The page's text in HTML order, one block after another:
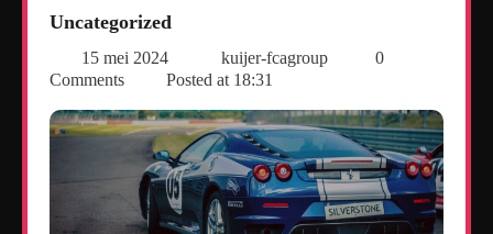
Uncategorized
15 mei 2024 kuijer-fcagroup
0
Comments
Posted at 18:31